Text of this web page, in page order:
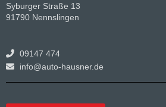
Syburger Straße 13
91790 Nennslingen
09147 474
info@auto-hausner.de